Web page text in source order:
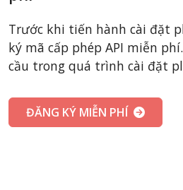
Trước khi tiến hành cài đặt
ký mã cấp phép API miễn
cầu trong quá trình cài đặt
ĐĂNG KÝ MIỄN PHÍ